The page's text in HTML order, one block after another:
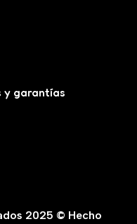
y garantías
2025 © Hecho